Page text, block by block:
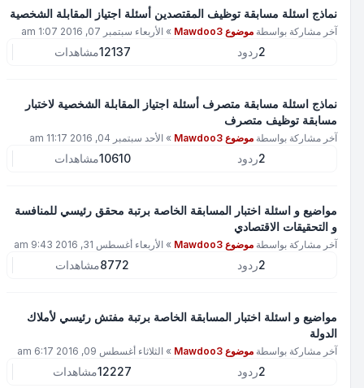
نماذج اسئلة مسابقة توظيف المقتصدين أسئلة اجتياز المقابلة الشخصية
آخر مشاركة بواسطةموضوع Mawdoo3 »الأربعاء سبتمبر 07, 2016 1:07 am
ردود 12137مشاهدات
نماذج اسئلة مسابقة متصرف أسئلة اجتياز المقابلة الشخصية لاختبار
مسابقة توظيف متصرف
آخر مشاركة بواسطةموضوع Mawdoo3 »الأحد سبتمبر 04, 2016 11:17 am
ردود 10610مشاهدات
مواضيع و اسئلة اختبار المسابقة الخاصة برتبة محقق رئيسي للمنافسة
و التحقيقات الاقتصادي
آخر مشاركة بواسطةموضوع Mawdoo3 »الأربعاء أغسطس 31, 2016 9:43 am
ردود 8772مشاهدات
مواضيع و اسئلة اختبار المسابقة الخاصة برتبة مفتش رئيسي لأملاك
الدولة
آخر مشاركة بواسطةموضوع Mawdoo3 »الثلاثاء أغسطس 09, 2016 6:17 am
ردود 12227مشاهدات